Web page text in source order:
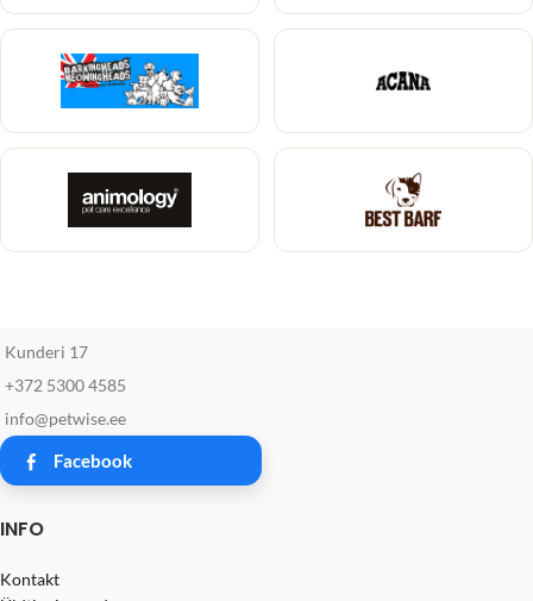
Kunderi 17
+372 5300 4585
info@petwise.ee
Facebook
INFO
Kontakt